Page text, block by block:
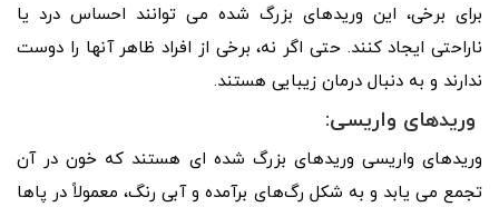
برای برخی، این وریدهای بزرگ شده می توانند احساس درد یا
ناراحتی ایجاد کنند. حتی اگر نه، برخی از افراد ظاهر آنها را دوست
ندارند و به دنبال درمان زیبایی هستند.
وریدهای واریسی:
وریدهای واریسی وریدهای بزرگ شده ای هستند که خون در آن
تجمع می یابد و به شکل رگ‌های برآمده و آبی رنگ، معمولاً در پاها